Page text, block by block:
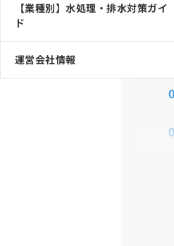
【業種別】水処理・排水対策ガイ
ド
運営会社情報